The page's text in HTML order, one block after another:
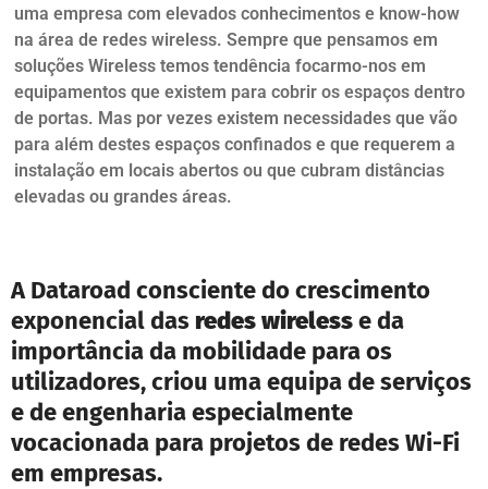
uma empresa com elevados conhecimentos e know-how
na área de redes wireless. Sempre que pensamos em
soluções Wireless temos tendência focarmo-nos em
equipamentos que existem para cobrir os espaços dentro
de portas. Mas por vezes existem necessidades que vão
para além destes espaços confinados e que requerem a
instalação em locais abertos ou que cubram distâncias
elevadas ou grandes áreas.
A Dataroad consciente do crescimento
exponencial das redes wirelesse da
importância da mobilidade para os
utilizadores, criou uma equipa de serviços
e de engenharia especialmente
vocacionada para projetos de redes Wi-Fi
em empresas.